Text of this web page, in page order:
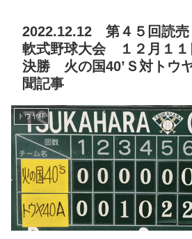
2022.12.12 第４５回読売
軟式野球大会 １２月１
決勝 火の国40’Ｓ対トウ
聞記事
トウヤ杯